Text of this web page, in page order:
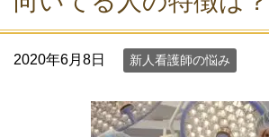
2020年6月8日 新人看護師の悩み